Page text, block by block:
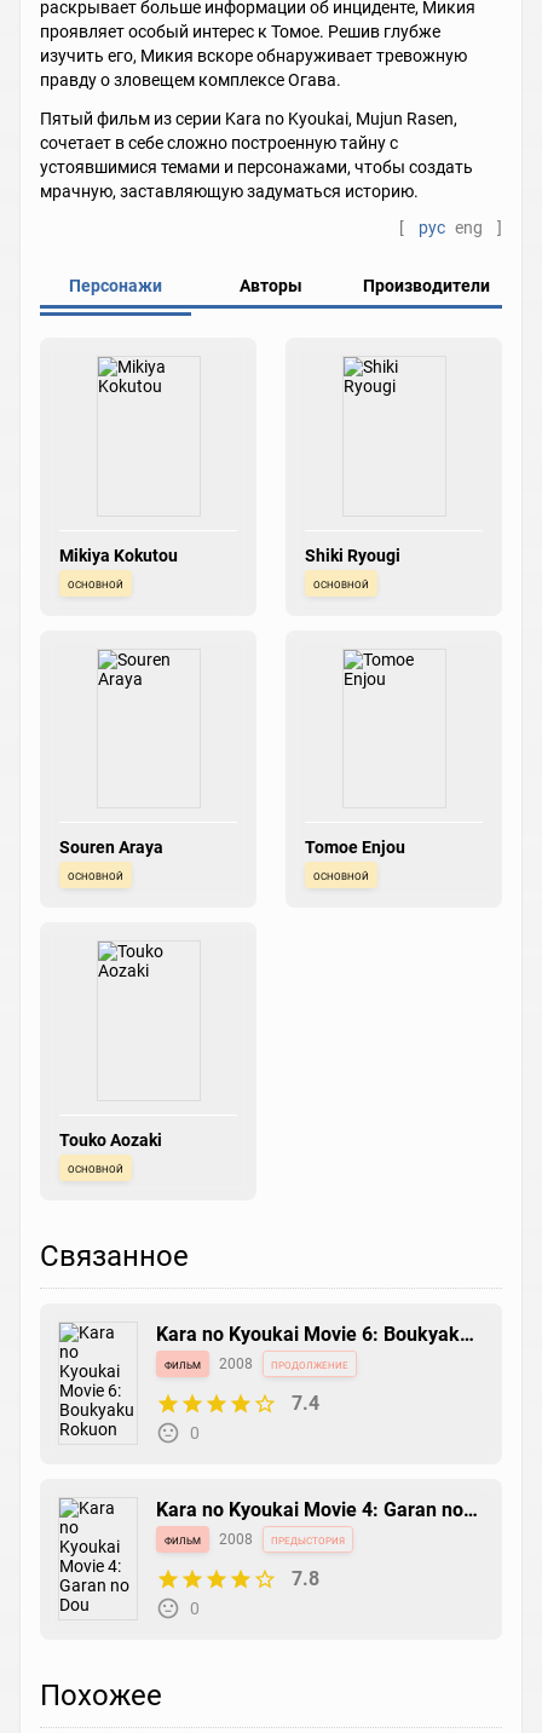
раскрывает больше информации об инциденте, Микия
проявляет особый интерес к Томое. Решив глубже
изучить его, Микия вскоре обнаруживает тревожную
правду о зловещем комплексе Огава.
Пятый фильм из серии Kara no Kyoukai, Mujun Rasen,
сочетает в себе сложно построенную тайну с
устоявшимися темами и персонажами, чтобы создать
мрачную, заставляющую задуматься историю.
[
рус eng ]
Персонажи Авторы Производители
Mikiya Kokutou
основной
Shiki Ryougi
основной
Souren Araya
основной
Tomoe Enjou
основной
Touko Aozaki
основной
Связанное
Kara no Kyoukai Movie 6: Boukyaku
Rokuon
фильм 2008 продолжение
7.4
0
Kara no Kyoukai Movie 4: Garan no
Dou
фильм 2008 предыстория
7.8
0
Похожее